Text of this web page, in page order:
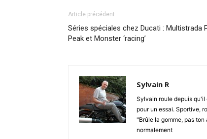
Article précédent
Séries spéciales chez Ducati : Multistrada
Peak et Monster ‘racing’
Sylvain R
Sylvain roule depuis qu'il
pour un essai. Sportive,
"Brûle la gomme, pas ton
normalement